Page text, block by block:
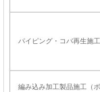
パイピング・コバ再生施工
編み込み加工製品施工（